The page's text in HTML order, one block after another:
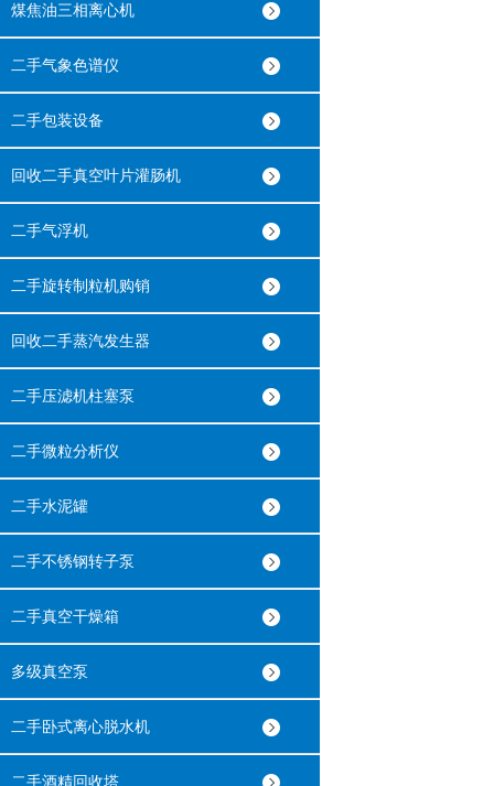
煤焦油三相离心机
二手气象色谱仪
二手包装设备
回收二手真空叶片灌肠机
二手气浮机
二手旋转制粒机购销
回收二手蒸汽发生器
二手压滤机柱塞泵
二手微粒分析仪
二手水泥罐
二手不锈钢转子泵
二手真空干燥箱
多级真空泵
二手卧式离心脱水机
二手酒精回收塔